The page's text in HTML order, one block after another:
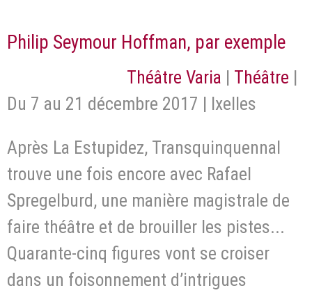
Philip Seymour Hoffman, par exemple
Théâtre Varia | Théâtre
Du 7 au 21 décembre 2017 | Ixelles
Après La Estupidez, Transquinquennal
trouve une fois encore avec Rafael
Spregelburd, une manière magistrale de
faire théâtre et de brouiller les pistes...
Quarante-cinq figures vont se croiser
dans un foisonnement d’intrigues